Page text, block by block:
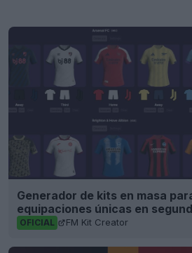
Generador de kits en masa
equipaciones únicas en
OFICIAL FM Kit Creator